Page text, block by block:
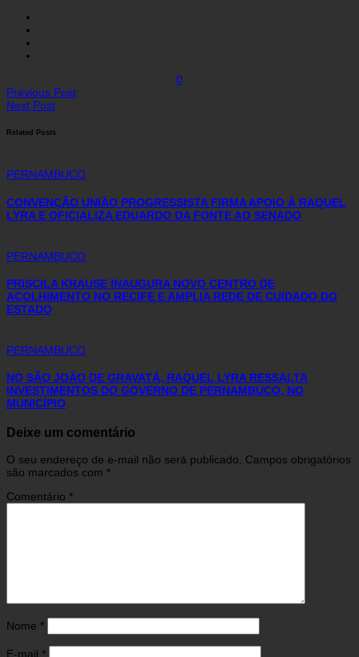
0
Previous Post
Next Post
Related Posts
PERNAMBUCO
CONVENÇÃO UNIÃO PROGRESSISTA FIRMA APOIO À RAQUEL
LYRA E OFICIALIZA EDUARDO DA FONTE AO SENADO
PERNAMBUCO
PRISCILA KRAUSE INAUGURA NOVO CENTRO DE
ACOLHIMENTO NO RECIFE E AMPLIA REDE DE CUIDADO DO
ESTADO
PERNAMBUCO
NO SÃO JOÃO DE GRAVATÁ, RAQUEL LYRA RESSALTA
INVESTIMENTOS DO GOVERNO DE PERNAMBUCO, NO
MUNICÍPIO
Deixe um comentário
O seu endereço de e-mail não será publicado. Campos obrigatórios
são marcados com *
Comentário *
Nome *
E-mail *